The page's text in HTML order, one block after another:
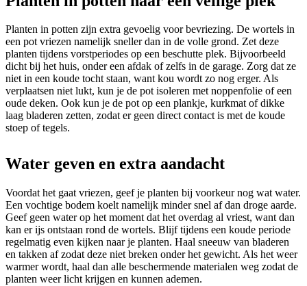
Planten in potten zijn extra gevoelig voor bevriezing. De wortels in
een pot vriezen namelijk sneller dan in de volle grond. Zet deze
planten tijdens vorstperiodes op een beschutte plek. Bijvoorbeeld
dicht bij het huis, onder een afdak of zelfs in de garage. Zorg dat ze
niet in een koude tocht staan, want kou wordt zo nog erger. Als
verplaatsen niet lukt, kun je de pot isoleren met noppenfolie of een
oude deken. Ook kun je de pot op een plankje, kurkmat of dikke
laag bladeren zetten, zodat er geen direct contact is met de koude
stoep of tegels.
Water geven en extra aandacht
Voordat het gaat vriezen, geef je planten bij voorkeur nog wat water.
Een vochtige bodem koelt namelijk minder snel af dan droge aarde.
Geef geen water op het moment dat het overdag al vriest, want dan
kan er ijs ontstaan rond de wortels. Blijf tijdens een koude periode
regelmatig even kijken naar je planten. Haal sneeuw van bladeren
en takken af zodat deze niet breken onder het gewicht. Als het weer
warmer wordt, haal dan alle beschermende materialen weg zodat de
planten weer licht krijgen en kunnen ademen.